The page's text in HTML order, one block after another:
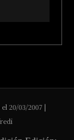
20/03/2007 |